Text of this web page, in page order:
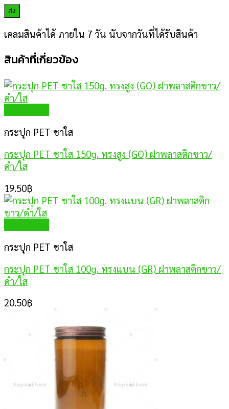
เคลมสินค้าได้ ภายใน 7 วัน นับจากวันที่ได้รับสินค้า
สินค้าที่เกี่ยวข้อง
กระปุก PET ชาใส
กระปุก PET ชาใส 150g. ทรงสูง (GO) ฝาพลาสติกขาว/
ดำ/ใส
19.50฿
กระปุก PET ชาใส
กระปุก PET ชาใส 100g. ทรงแบน (GR) ฝาพลาสติกขาว/
ดำ/ใส
20.50฿